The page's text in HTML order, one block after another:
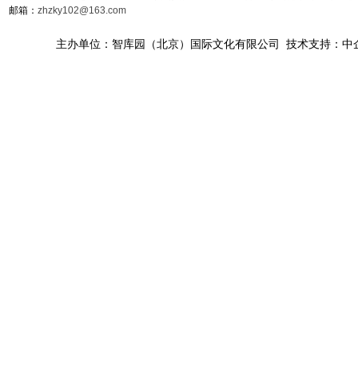
邮箱： zhzky102@163.com
主办单位：智库园（北京）国际文化有限公司 技术支持：